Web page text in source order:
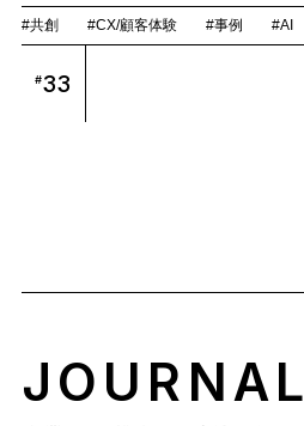
#共創 #CX/顧客体験 #事例 #AI
#33
JOURNAL